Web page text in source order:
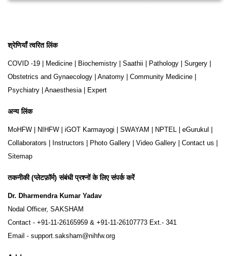
श्रेणियाँ त्वरित लिंक
COVID -19 Medicine Biochemistry Saathii Pathology Surgery
Obstetrics and Gynaecology
Anatomy Community Medicine
Psychiatry
Anaesthesia| Expert
अन्य लिंक
MoHFW NIHFW iGOT Karmayogi SWAYAM NPTEL eGurukul
Collaborators
Instructors Photo Gallery Video Gallery Contact us
Sitemap
तकनीकी (प्लेटफ़ॉर्म) संबंधी प्रश्नों के लिए संपर्क करें
Dr. Dharmendra Kumar Yadav
Nodal Officer, SAKSHAM
Contact - +91-11-26165959 & +91-11-26107773 Ext.- 341
Email - support.saksham@nihfw.org